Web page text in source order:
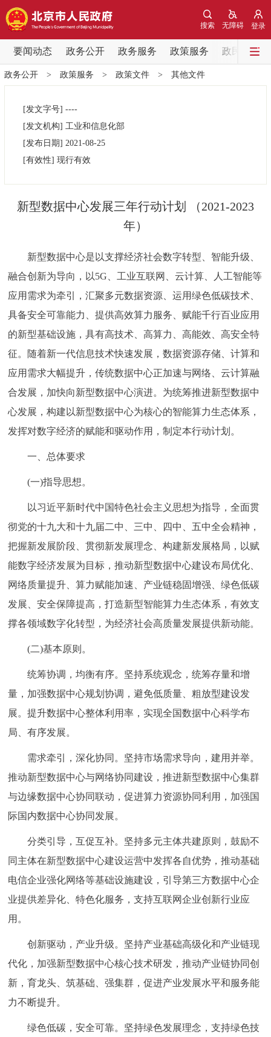
登录
无障碍
搜索
要闻动态 政务公开 政务服务 政策服务 政民互动
要闻动态
党中央精神 国务院信息 中央部委动态
北京要闻
政务公开
市领导 机构职能 政策服务
政策解读
政务服务
个人服务 法人服务 部门服务
政民互动
12345网上接诉即办
走进北京
北京概况 十六区概览 人文北京
多语种
ENGLISH 한국어 日本語
DEUTSCH FRANÇAIS РУССКИЙ ЯЗЫК
ITALIANO
政务公开> 政策服务 > 政策文件> 其他文件
[发文字号] ----
[发文机构] 工业和信息化部
[发布日期] 2021-08-25
[有效性] 现行有效
新型数据中心发展三年行动计划 （2021-2023
年）
新型数据中心是以支撑经济社会数字转型、智能升级、
融合创新为导向，以5G、工业互联网、云计算、人工智能等
应用需求为牵引，汇聚多元数据资源、运用绿色低碳技术、
具备安全可靠能力、提供高效算力服务、赋能千行百业应用
的新型基础设施，具有高技术、高算力、高能效、高安全特
征。随着新一代信息技术快速发展，数据资源存储、计算和
应用需求大幅提升，传统数据中心正加速与网络、云计算融
合发展，加快向新型数据中心演进。为统筹推进新型数据中
心发展，构建以新型数据中心为核心的智能算力生态体系，
发挥对数字经济的赋能和驱动作用，制定本行动计划。
一、总体要求
(一)指导思想。
以习近平新时代中国特色社会主义思想为指导，全面贯
彻党的十九大和十九届二中、三中、四中、五中全会精神，
把握新发展阶段、贯彻新发展理念、构建新发展格局，以赋
能数字经济发展为目标，推动新型数据中心建设布局优化、
网络质量提升、算力赋能加速、产业链稳固增强、绿色低碳
发展、安全保障提高，打造新型智能算力生态体系，有效支
撑各领域数字化转型，为经济社会高质量发展提供新动能。
(二)基本原则。
统筹协调，均衡有序。坚持系统观念，统筹存量和增
量，加强数据中心规划协调，避免低质量、粗放型建设发
展。提升数据中心整体利用率，实现全国数据中心科学布
局、有序发展。
需求牵引，深化协同。坚持市场需求导向，建用并举。
推动新型数据中心与网络协同建设，推进新型数据中心集群
与边缘数据中心协同联动，促进算力资源协同利用，加强国
际国内数据中心协同发展。
分类引导，互促互补。坚持多元主体共建原则，鼓励不
同主体在新型数据中心建设运营中发挥各自优势，推动基础
电信企业强化网络等基础设施建设，引导第三方数据中心企
业提供差异化、特色化服务，支持互联网企业创新行业应
用。
创新驱动，产业升级。坚持产业基础高级化和产业链现
代化，加强新型数据中心核心技术研发，推动产业链协同创
新，育龙头、筑基础、强集群，促进产业发展水平和服务能
力不断提升。
绿色低碳，安全可靠。坚持绿色发展理念，支持绿色技